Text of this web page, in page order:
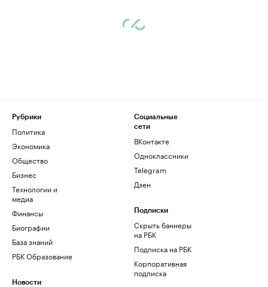
Рубрики
Политика
Экономика
Общество
Бизнес
Технологии и
медиа
Финансы
Биографии
База знаний
РБК Образование
Новости
Социальные
сети
ВКонтакте
Одноклассники
Telegram
Дзен
Подписки
Скрыть баннеры
на РБК
Подписка на РБК
Корпоративная
подписка